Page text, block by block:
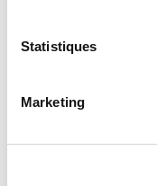
Statistiques
Marketing